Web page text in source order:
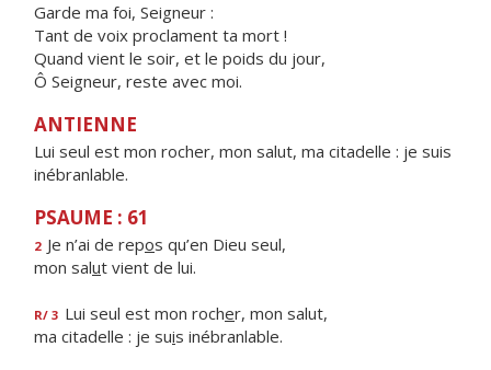
Garde ma foi, Seigneur :
Tant de voix proclament ta mort !
Quand vient le soir, et le poids du jour,
Ô Seigneur, reste avec moi.
ANTIENNE
Lui seul est mon rocher, mon salut, ma citadelle : je suis
inébranlable.
PSAUME : 61
2 Je n’ai de repos qu’en Dieu seul,
mon salut vient de lui.
R/ 3 Lui seul est mon rocher, mon salut,
ma citadelle : je suis inébranlable.